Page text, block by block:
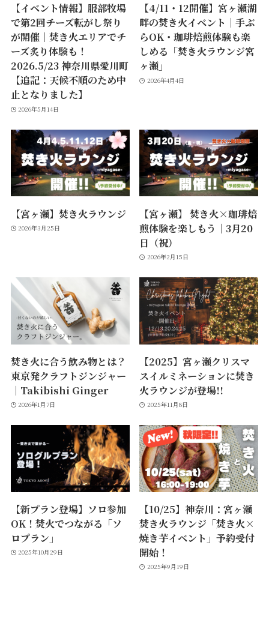
【イベント情報】服部牧場
で第2回チーズ転がし祭り
が開催｜焚き火エリアでチ
ーズ炙り体験も！
2026.5/23 神奈川県愛川町
【追記：天候不順のため中
止となりました】
2026年5月14日
【4/11・12開催】宮ヶ瀬湖
畔の焚き火イベント｜手ぶ
らOK・珈琲焙煎体験も楽
しめる「焚き火ラウンジ宮
ヶ瀬」
2026年4月4日
【宮ヶ瀬】焚き火ラウンジ
2026年3月25日
【宮ヶ瀬】 焚き火×珈琲焙
煎体験を楽しもう｜3月20
日（祝）
2026年2月15日
焚き火に合う飲み物とは？
東京発クラフトジンジャー
｜Takibishi Ginger
2026年1月7日
【2025】宮ヶ瀬クリスマ
スイルミネーションに焚き
火ラウンジが登場!!
2025年11月8日
【新プラン登場】ソロ参加
OK！焚火でつながる「ソ
ロプラン」
2025年10月29日
【10/25】神奈川：宮ヶ瀬
焚き火ラウンジ「焚き火×
焼き芋イベント」予約受付
開始！
2025年9月19日